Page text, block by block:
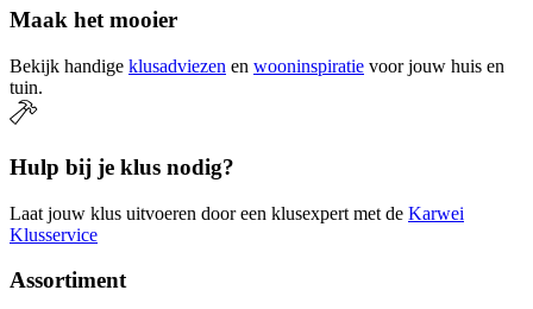
Maak het mooier
Bekijk handige klusadviezen en wooninspiratie voor jouw huis en
tuin.
Hulp bij je klus nodig?
Laat jouw klus uitvoeren door een klusexpert met de Karwei
Klusservice
Assortiment